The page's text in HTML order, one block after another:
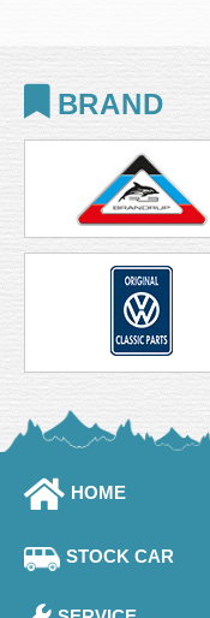
BRAND
HOME
STOCK CAR